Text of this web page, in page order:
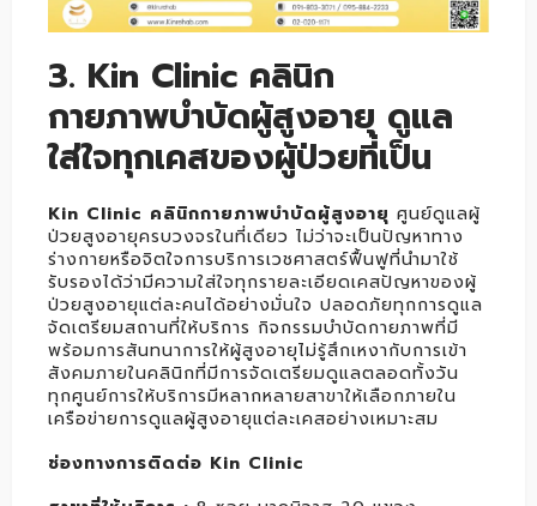
3. Kin Clinic คลินิก
กายภาพบำบัดผู้สูงอายุ ดูแล
ใส่ใจทุกเคสของผู้ป่วยที่เป็น
Kin Clinic คลินิกกายภาพบำบัดผู้สูงอายุ ศูนย์ดูแลผู้
ป่วยสูงอายุครบวงจรในที่เดียว ไม่ว่าจะเป็นปัญหาทาง
ร่างกายหรือจิตใจการบริการเวชศาสตร์ฟื้นฟูที่นำมาใช้
รับรองได้ว่ามีความใส่ใจทุกรายละเอียดเคสปัญหาของผู้
ป่วยสูงอายุแต่ละคนได้อย่างมั่นใจ ปลอดภัยทุกการดูแล
จัดเตรียมสถานที่ให้บริการ กิจกรรมบำบัดกายภาพที่มี
พร้อมการสันทนาการให้ผู้สูงอายุไม่รู้สึกเหงากับการเข้า
สังคมภายในคลินิกที่มีการจัดเตรียมดูแลตลอดทั้งวัน
ทุกศูนย์การให้บริการมีหลากหลายสาขาให้เลือกภายใน
เครือข่ายการดูแลผู้สูงอายุแต่ละเคสอย่างเหมาะสม
ช่องทางการติดต่อ Kin Clinic